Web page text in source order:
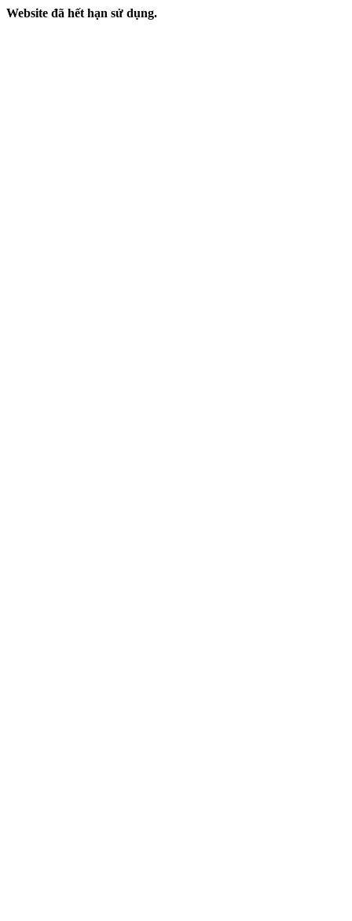
Website đã hết hạn sử dụng.